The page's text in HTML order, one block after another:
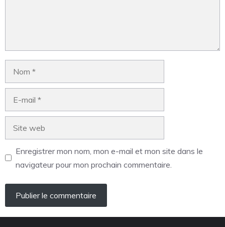
Enregistrer mon nom, mon e-mail et mon site dans le
navigateur pour mon prochain commentaire.